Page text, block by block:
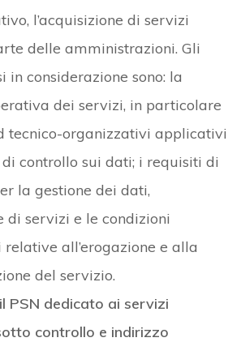
l’acquisizione di servizi
delle amministrazioni. Gli
in considerazione sono: la
dei servizi, in particolare
tecnico-organizzativi applicativi
controllo sui dati; i requisiti di
la gestione dei dati,
di servizi e le condizioni
all’erogazione e alla
del servizio.
PSN dedicato ai servizi
controllo e indirizzo